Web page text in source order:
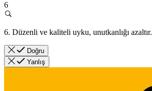
6
6. Düzenli ve kaliteli uyku, unutkanlığı azaltır.
Doğru
Yanlış